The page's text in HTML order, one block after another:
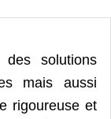
solutions
mais aussi
rigoureuse et